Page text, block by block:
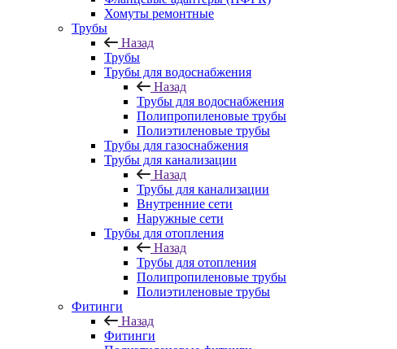
Хомуты ремонтные
Трубы
Назад
Трубы
Трубы для водоснабжения
Назад
Трубы для водоснабжения
Полипропиленовые трубы
Полиэтиленовые трубы
Трубы для газоснабжения
Трубы для канализации
Назад
Трубы для канализации
Внутренние сети
Наружные сети
Трубы для отопления
Назад
Трубы для отопления
Полипропиленовые трубы
Полиэтиленовые трубы
Фитинги
Назад
Фитинги